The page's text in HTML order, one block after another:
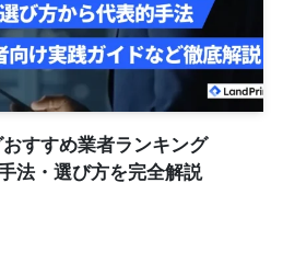
すすめ業者ランキング
法・選び方を完全解説